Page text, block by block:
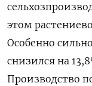
этом
Особенно
снизился на
Производство